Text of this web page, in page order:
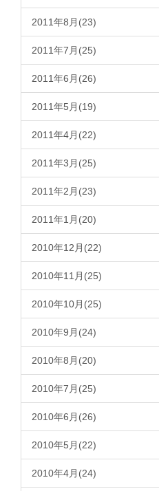
2011年8月(23)
2011年7月(25)
2011年6月(26)
2011年5月(19)
2011年4月(22)
2011年3月(25)
2011年2月(23)
2011年1月(20)
2010年12月(22)
2010年11月(25)
2010年10月(25)
2010年9月(24)
2010年8月(20)
2010年7月(25)
2010年6月(26)
2010年5月(22)
2010年4月(24)